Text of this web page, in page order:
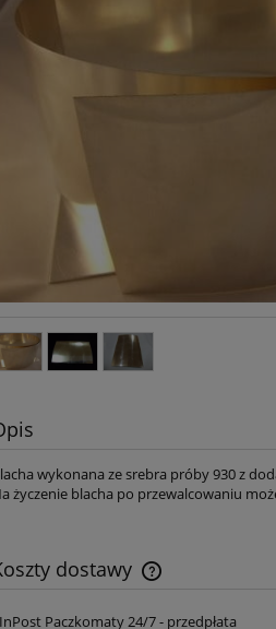
wykonana ze srebra próby 930 z
życzenie blacha po przewalcowaniu
dostawy
InPost Paczkomaty 24/7 - przedpłata